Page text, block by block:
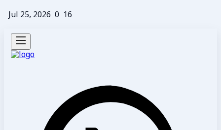
Jul 25, 2026 0 16